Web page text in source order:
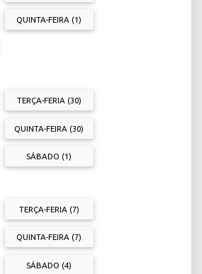
QUINTA-FEIRA (1)
TERÇA-FERIA (30)
QUINTA-FEIRA (30)
SÁBADO (1)
TERÇA-FERIA (7)
QUINTA-FEIRA (7)
SÁBADO (4)